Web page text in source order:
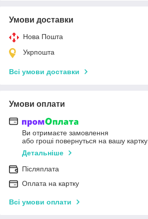
Умови доставки
Нова Пошта
Укрпошта
Всі умови доставки
Умови оплати
Ви отримаєте замовлення
або гроші повернуться на вашу картку
Детальніше
Післяплата
Оплата на картку
Всі умови оплати